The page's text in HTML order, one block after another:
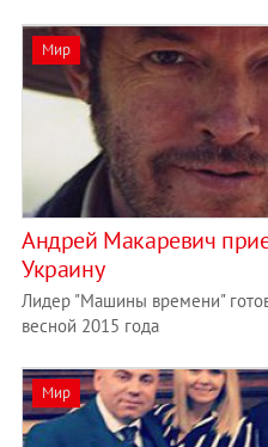
Мир
Андрей Макаревич
Украину
Лидер "Машины времени"
весной 2015 года
Мир